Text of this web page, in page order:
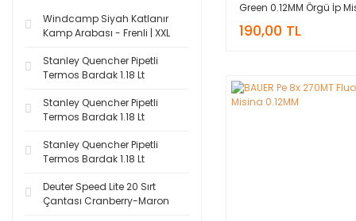
Windcamp Siyah Katlanır
Kamp Arabası - Frenli | XXL
Stanley Quencher Pipetli
Termos Bardak 1.18 Lt
Stanley Quencher Pipetli
Termos Bardak 1.18 Lt
Stanley Quencher Pipetli
Termos Bardak 1.18 Lt
Deuter Speed Lite 20 Sırt
Çantası Cranberry-Maron
Green 0.12MM Örgü İp
190,00 TL